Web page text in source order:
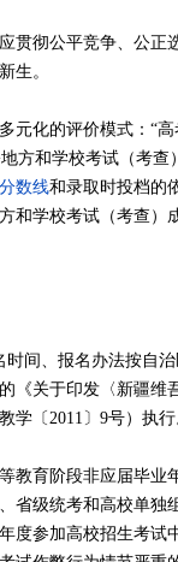
彻公平竞争、公正
新生。
化的评价模式：“高
方和学校考试（考查
分数线和录取时投档的
和学校考试（考查）
间、报名办法按自治
《关于印发〈新疆维
学〔2011〕9号）执行
育阶段非应届毕业
省级统考和高校单独
度参加高校招生考试